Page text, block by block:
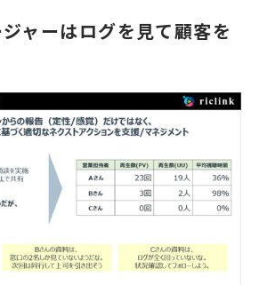
ャーはログを見て顧客を